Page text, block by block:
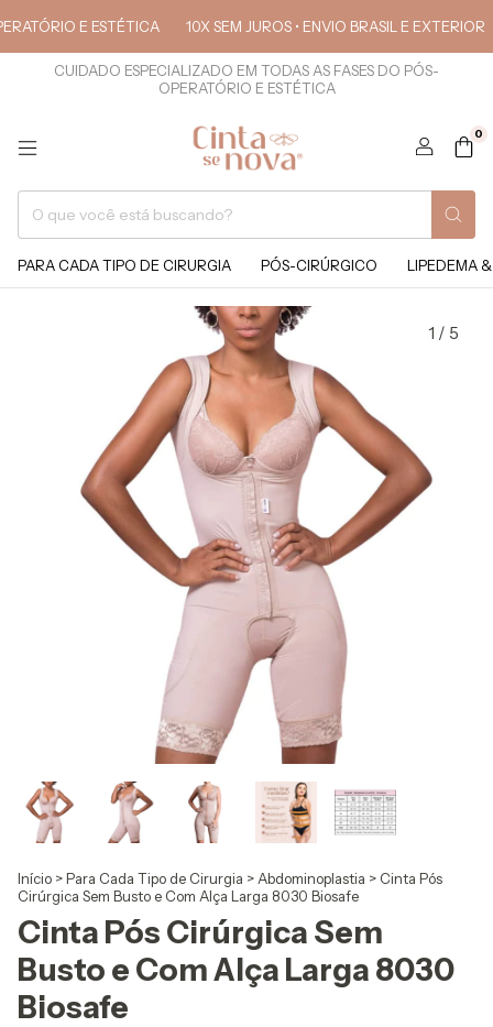
E ESTÉTICA 10X SEM JUROS • ENVIO BRASIL E EXTERIOR
CUIDADO ESPECIALIZADO EM TODAS AS FASES DO PÓS-
OPERATÓRIO E ESTÉTICA
0
PARA CADA TIPO DE CIRURGIA PÓS-CIRÚRGICO LIPEDEMA
1 / 5
Início >Para Cada Tipo de Cirurgia > Abdominoplastia > Cinta Pós
Cirúrgica Sem Busto e Com Alça Larga 8030 Biosafe
Cinta Pós Cirúrgica Sem
Busto e Com Alça Larga 8030
Biosafe